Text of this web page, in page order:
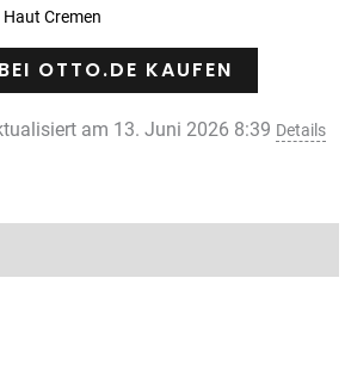
Haut Cremen
BEI OTTO.DE KAUFEN
am 13. Juni 2026 8:39 Details